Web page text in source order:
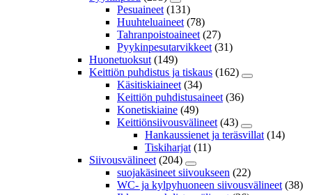
Pesuaineet (131)
Huuhteluaineet (78)
Tahranpoistoaineet (27)
Pyykinpesutarvikkeet (31)
Huonetuoksut (149)
Keittiön puhdistus ja tiskaus (162)
Käsitiskiaineet (34)
Keittiön puhdistusaineet (36)
Konetiskiaine (49)
Keittiönsiivousvälineet (43)
Hankaussienet ja teräsvillat (14)
Tiskiharjat (11)
Siivousvälineet (204)
suojakäsineet siivoukseen (22)
WC- ja kylpyhuoneen siivousvälineet (38)